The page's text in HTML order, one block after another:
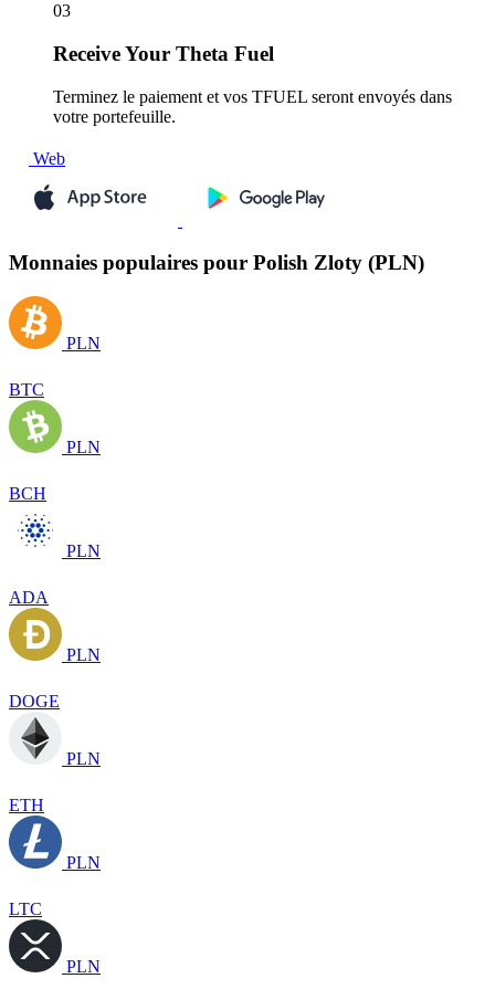
03
ReceiveYour Theta Fuel
Terminez le paiement et vos TFUEL seront envoyés dans
votre portefeuille.
Web
Monnaies populaires pour Polish Zloty (PLN)
PLN
BTC
PLN
BCH
PLN
ADA
PLN
DOGE
PLN
ETH
PLN
LTC
PLN